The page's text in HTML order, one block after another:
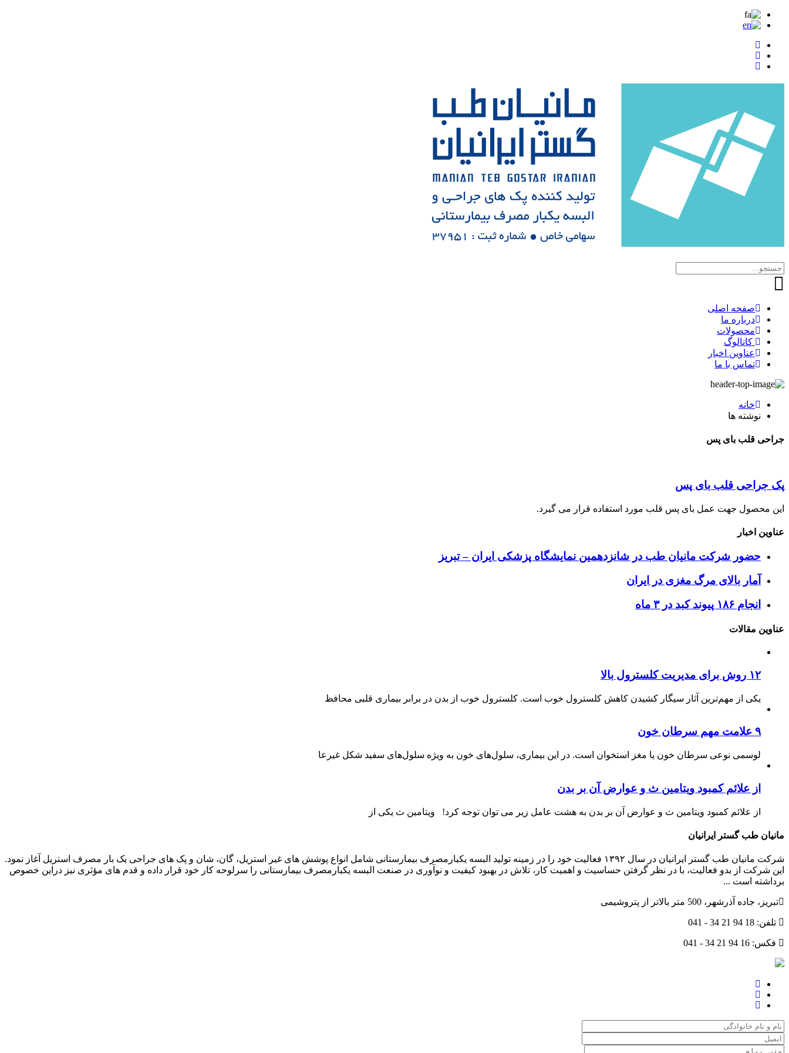
صفحه اصلی
درباره ما
محصولات
کاتالوگ
عناوین اخبار
تماس با ما
خانه
نوشته ها
جراحی قلب بای پس
پک جراحی قلب بای پس
این محصول جهت عمل بای پس قلب مورد استفاده قرار می گیرد.
عناوین اخبار
حضور شرکت مانیان طب در شانزدهمین نمایشگاه پزشکی ایران – تبریز
آمار بالای مرگ مغزی در ایران
انجام ۱۸۶ پیوند کبد در ۳ ماه
عناوین مقالات
۱۲ روش برای مدیریت کلسترول بالا
یکی از مهم‌ترین آثار سیگار کشیدن کاهش کلسترول خوب است. کلسترول خوب از بدن در برابر بیماری قلبی محافظ
۹ علامت مهم سرطان خون
لوسمی نوعی سرطان خون یا مغز استخوان است. در این بیماری، سلول‌های خون به ویژه سلول‌های سفید شکل غیرعا
از علائم کمبود ویتامین ث و عوارض آن بر بدن
از علائم کمبود ویتامین ث و عوارض آن بر بدن به هشت عامل زیر می توان توجه کرد! ویتامین ث یکی از
مانیان طب گستر ایرانیان
شرکت مانیان طب گستر ایرانیان در سال ۱۳۹۲ فعالیت خود را در زمینه تولید البسه یکبارمصرف بیمارستانی شامل انواع پوشش های غیر استریل، گان، شان و پک های جراحی یک بار مصرف استریل آغاز نمود.
این شرکت از بدو فعالیت، با در نظر گرفتن حساسیت و اهمیت کار، تلاش در بهبود کیفیت و نوآوری در صنعت البسه یکبارمصرف بیمارستانی را سرلوحه کار خود قرار داده و قدم های مؤثری نیز دراین خصوص
برداشته است ...
تبریز، جاده آذرشهر، 500 متر بالاتر از پتروشیمی
تلفن: 041 - 34 21 94 18
فکس: 041 - 34 21 94 16